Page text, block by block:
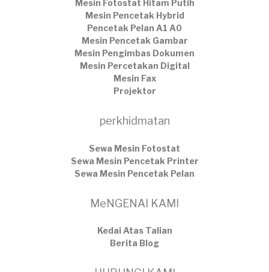
Mesin Fotostat Hitam Putih
Mesin Pencetak Hybrid
Pencetak Pelan A1 A0
Mesin Pencetak Gambar
Mesin Pengimbas Dokumen
Mesin Percetakan Digital
Mesin Fax
Projektor
perkhidmatan
Sewa Mesin Fotostat
Sewa Mesin Pencetak Printer
Sewa Mesin Pencetak Pelan
MeNGENAI KAMI
Kedai Atas Talian
​Berita Blog